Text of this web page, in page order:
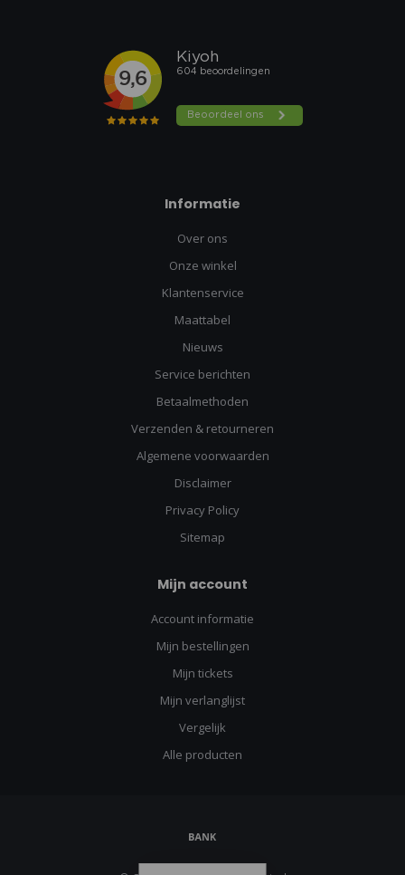
Informatie
Over ons
Onze winkel
Klantenservice
Maattabel
Nieuws
Service berichten
Betaalmethoden
Verzenden & retourneren
Algemene voorwaarden
Disclaimer
Privacy Policy
Sitemap
Mijn account
Account informatie
Mijn bestellingen
Mijn tickets
Mijn verlanglijst
Vergelijk
Alle producten